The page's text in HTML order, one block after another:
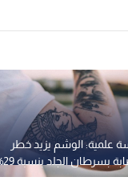
علمية: الوشم يزيد خطر
بسرطان الجلد بنسبة 29%